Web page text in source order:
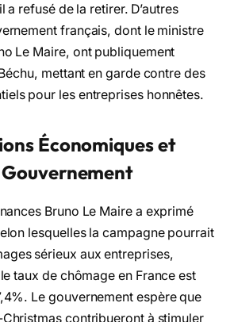
a refusé de la retirer. D’autres
français, dont le ministre
Le Maire, ont publiquement
mettant en garde contre des
pour les entreprises honnêtes.
Économiques et
Gouvernement
Bruno Le Maire a exprimé
lesquelles la campagne pourrait
sérieux aux entreprises,
taux de chômage en France est
Le gouvernement espère que
contribueront à stimuler